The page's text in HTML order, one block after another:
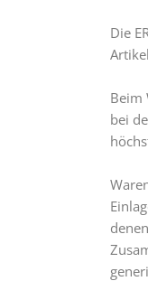
Die
Beim
bei